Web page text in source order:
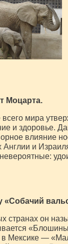
Моцарта.
мира
и здоровье.
влияние
и
«Собачий
странах он
Мексике —